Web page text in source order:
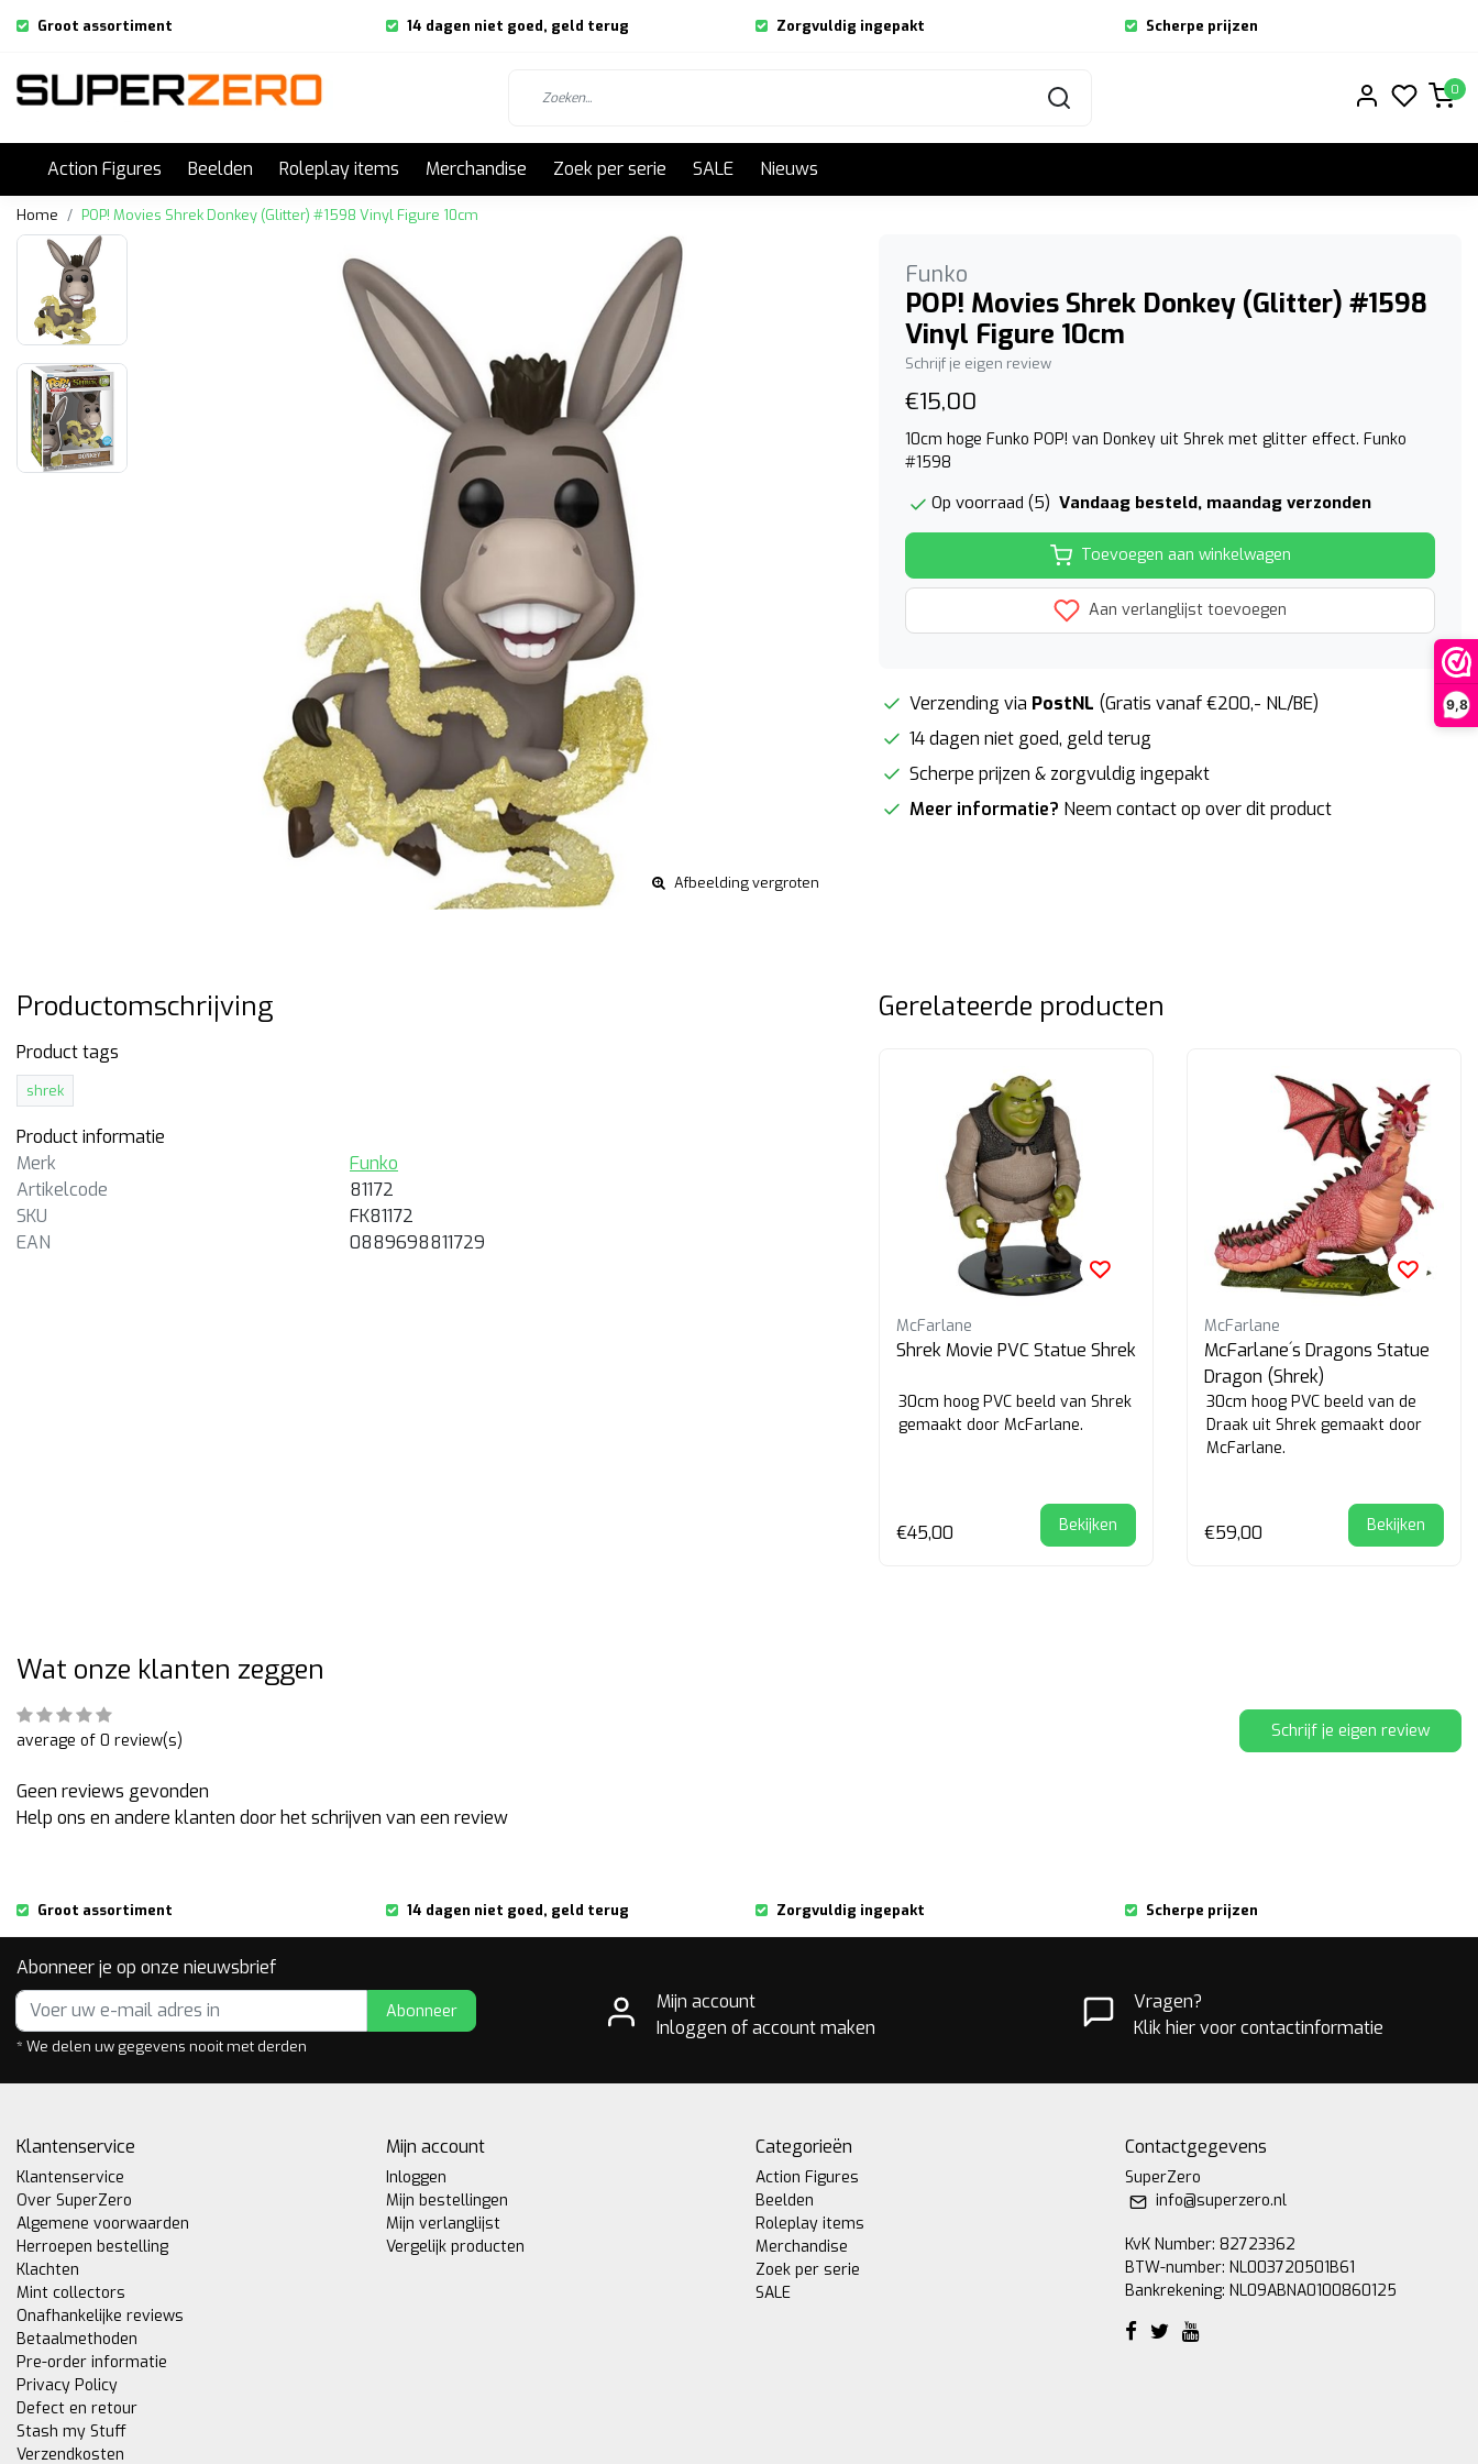
9,8
Groot assortiment 14 dagen niet goed, geld terug Zorgvuldig ingepakt Scherpe prijzen
0
Action Figures Beelden Roleplay items Merchandise Zoek per serie SALE Nieuws
Home POP! Movies Shrek Donkey (Glitter) #1598 Vinyl Figure 10cm
Afbeelding vergroten
Funko
POP! Movies Shrek Donkey (Glitter) #1598
Vinyl Figure 10cm
Schrijf je eigen review
€15,00
10cm hoge Funko POP! van Donkey uit Shrek met glitter effect. Funko
#1598
Op voorraad (5) Vandaag besteld, maandag verzonden
Toevoegen aan winkelwagen
Aan verlanglijst toevoegen
Verzending via PostNL (Gratis vanaf €200,- NL/BE)
14 dagen niet goed, geld terug
Scherpe prijzen & zorgvuldig ingepakt
Meer informatie? Neem contact op over dit product
Productomschrijving
Product tags
shrek
Product informatie
Merk
Funko
Artikelcode
81172
SKU
FK81172
EAN
0889698811729
Gerelateerde producten
McFarlane
Shrek Movie PVC Statue Shrek
30cm hoog PVC beeld van Shrek
gemaakt door McFarlane.
€45,00 Bekijken
McFarlane
McFarlane´s Dragons Statue
Dragon (Shrek)
30cm hoog PVC beeld van de
Draak uit Shrek gemaakt door
McFarlane.
€59,00 Bekijken
Wat onze klanten zeggen
average of 0 review(s) Schrijf je eigen review
Geen reviews gevonden
Help ons en andere klanten door het schrijven van een review
Groot assortiment 14 dagen niet goed, geld terug Zorgvuldig ingepakt Scherpe prijzen
Abonneer je op onze nieuwsbrief
Abonneer
* We delen uw gegevens nooit met derden
Mijn account
Inloggen of account maken
Vragen?
Klik hier voor contactinformatie
Klantenservice
Klantenservice
Over SuperZero
Algemene voorwaarden
Herroepen bestelling
Klachten
Mint collectors
Onafhankelijke reviews
Betaalmethoden
Pre-order informatie
Privacy Policy
Defect en retour
Stash my Stuff
Verzendkosten
Mijn account
Inloggen
Mijn bestellingen
Mijn verlanglijst
Vergelijk producten
Categorieën
Action Figures
Beelden
Roleplay items
Merchandise
Zoek per serie
SALE
Contactgegevens
SuperZero
info@superzero.nl
KvK Number: 82723362
BTW-number: NL003720501B61
Bankrekening: NL09ABNA0100860125